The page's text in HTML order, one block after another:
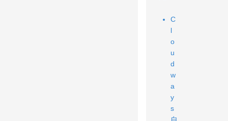
C
l
o
u
d
w
a
y
s